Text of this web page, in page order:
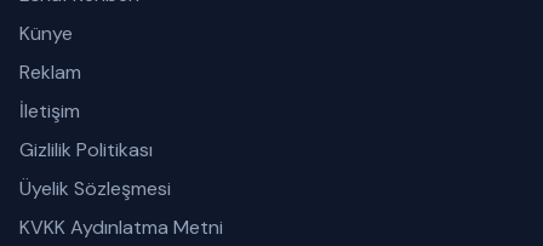
Künye
Reklam
İletişim
Gizlilik Politikası
Üyelik Sözleşmesi
KVKK Aydınlatma Metni